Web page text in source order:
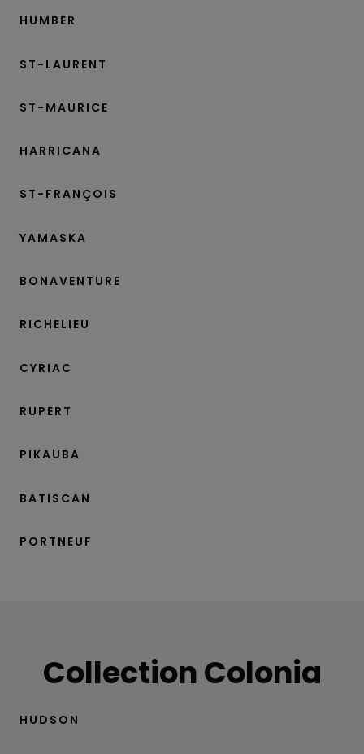
HUMBER
ST-LAURENT
ST-MAURICE
HARRICANA
ST-FRANÇOIS
YAMASKA
BONAVENTURE
RICHELIEU
CYRIAC
RUPERT
PIKAUBA
BATISCAN
PORTNEUF
Collection Colonia
HUDSON